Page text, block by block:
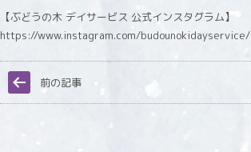
【ぶどうの木 デイサービス 公式インスタグラム】
https://www.instagram.com/budounokidayservice/
前の記事